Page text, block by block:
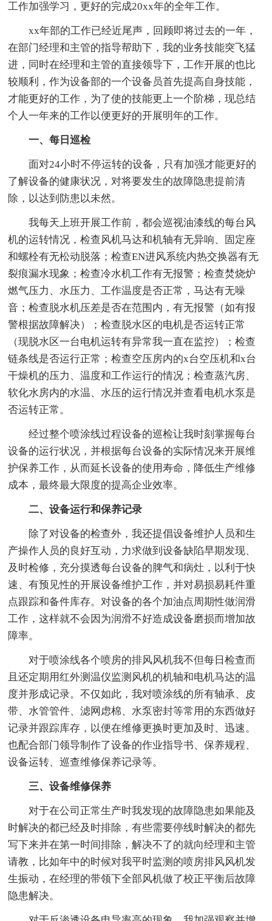
工作加强学习，更好的完成20xx年的全年工作。
xx年部的工作已经近尾声，回顾即将过去的一年，
在部门经理和主管的指导帮助下，我的业务技能突飞猛
进，同时在经理和主管的直接领导下，工作开展的也比
较顺利，作为设备部的一个设备员首先提高自身技能，
才能更好的工作，为了使的技能更上一个阶梯，现总结
个人一年来的工作以便更好的开展明年的工作。
一、每日巡检
面对24小时不停运转的设备，只有加强才能更好的
了解设备的健康状况，对将要发生的故障隐患提前清
除，以达到防患以未然。
我每天上班开展工作前，都会巡视油漆线的每台风
机的运转情况，检查风机马达和机轴有无异响、固定座
和螺栓有无松动脱落；检查EN进风系统内热交换器有无
裂痕漏水现象；检查冷水机工作有无报警；检查焚烧炉
燃气压力、水压力、工作温度是否正常，马达有无噪
音；检查脱水机压差是否在范围内，有无报警（如有报
警根据故障解决）；检查脱水区的电机是否运转正常
（现脱水区一台电机运转有异常我一直在监控）；检查
链条线是否运行正常；检查空压房内的x台空压机和x台
干燥机的压力、温度和工作运行的情况；检查蒸汽房、
软化水房内的水温、水压的运行情况并查看电机水泵是
否运转正常。
经过整个喷涂线过程设备的巡检让我时刻掌握每台
设备的运行状况，并根据每台设备的实际情况来开展维
护保养工作，从而延长设备的使用寿命，降低生产维修
成本，最终最大限度的提高企业效率。
二、设备运行和保养记录
除了对设备的检查外，我还提倡设备维护人员和生
产操作人员的良好互动，力求做到设备缺陷早期发现、
及时检修，充分摸透每台设备的脾气和病灶，以利于快
速、有预见性的开展设备维护工作，并对易损易耗件重
点跟踪和备件库存。对设备的各个加油点周期性做润滑
工作，这样就不会因为润滑不好造成设备磨损而增加故
障率。
对于喷涂线各个喷房的排风风机我不但每日检查而
且还定期用红外测温仪监测风机的机轴和电机马达的温
度并形成记录。不仅如此，我对喷涂线的所有轴承、皮
带、水管管件、滤网虑棉、水泵密封等常用的东西做好
记录并跟踪库存，以便在维修更换时更加及时、迅速。
也配合部门领导制作了设备的作业指导书、保养规程、
设备运转、巡查维修保养记录等。
三、设备维修保养
对于在公司正常生产时我发现的故障隐患如果能及
时解决的都已经及时排除，有些需要停线时解决的都先
写下来并在第一时间排除，解决不了的就向经理和主管
请教，比如年中的时候对我平时监测的喷房排风风机发
生振动，在经理的带领下全部风机做了校正平衡后故障
隐患解决。